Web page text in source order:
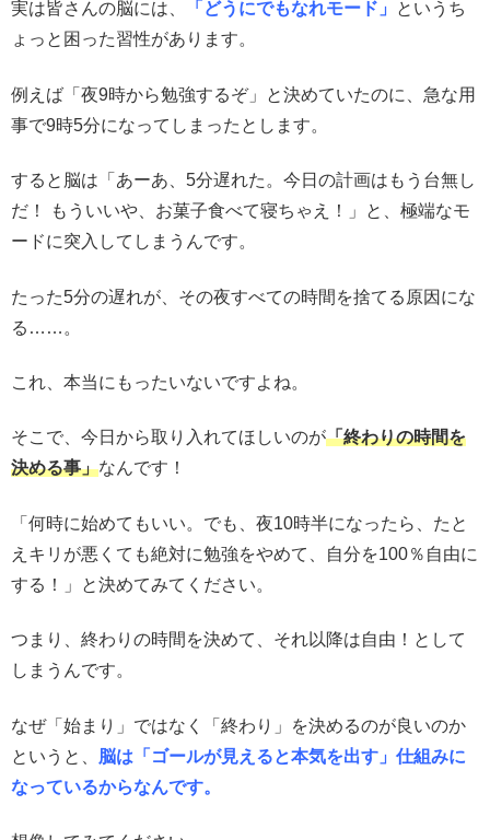
実は皆さんの脳には、 「どうにでもなれモード」
というち
ょっと困った習性があります。
例えば「夜9時から勉強するぞ」と決めていたのに、急な用
事で9時5分になってしまったとします。
すると脳は「あーあ、5分遅れた。今日の計画はもう台無し
だ！ もういいや、お菓子食べて寝ちゃえ！」と、極端なモ
ードに突入してしまうんです。
たった5分の遅れが、その夜すべての時間を捨てる原因にな
る……。
これ、本当にもったいないですよね。
そこで、今日から取り入れてほしいのが「終わりの時間を
決める事」なんです！
「何時に始めてもいい。でも、夜10時半になったら、たと
えキリが悪くても絶対に勉強をやめて、自分を100％自由に
する！」と決めてみてください。
つまり、終わりの時間を決めて、それ以降は自由！として
しまうんです。
なぜ「始まり」ではなく「終わり」を決めるのが良いのか
というと、 脳は「ゴールが見えると本気を出す」仕組みに
なっているからなんです。